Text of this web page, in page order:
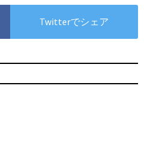
Twitterでシェア